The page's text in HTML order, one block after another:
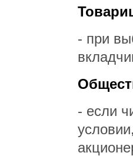
- при
- если